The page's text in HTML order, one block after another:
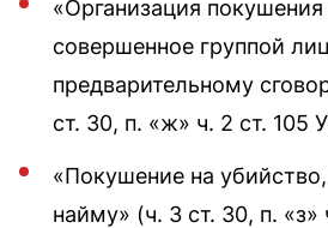
«Организация
совершенное группой
предварительному
ст. 30, п. «ж» ч. 2 ст. 105
«Покушение на
найму» (ч. 3 ст. 30, п.